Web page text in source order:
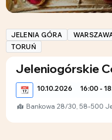
JELENIA GÓRA
TORUŃ
Jeleniogórskie
📆 10.10.2026 16:00 -
Bankowa 28/30, 58-500